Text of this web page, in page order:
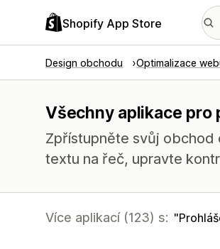
Shopify App Store
Design obchodu Optimalizace
Všechny aplikace pro
Zpřístupněte svůj
textu na řeč, upravte
Více aplikací (123) s: